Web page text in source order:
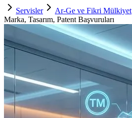
Servisler Ar-Ge ve Fikri Mülkiyet
Marka, Tasarım, Patent Başvuruları